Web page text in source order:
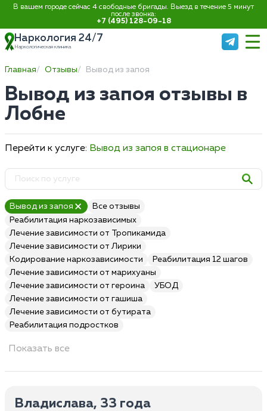
В вашем городе сейчас 4 свободные бригады. Выезд в течение 5 минут
после звонка:
+7 (495) 128-09-18
Наркология 24/7
Наркологическая клиника
Главная Отзывы Вывод из запоя
Вывод из запоя отзывы в
Лобне
Перейти к услуге: Вывод из запоя в стационаре
Вывод из запоя
Все отзывы
Реабилитация наркозависимых
Лечение зависимости от Тропикамида
Лечение зависимости от Лирики
Кодирование наркозависимости
Реабилитация 12 шагов
Лечение зависимости от марихуаны
Лечение зависимости от героина
УБОД
Лечение зависимости от гашиша
Лечение зависимости от бутирата
Реабилитация подростков
Показать все
Владислава, 33 года